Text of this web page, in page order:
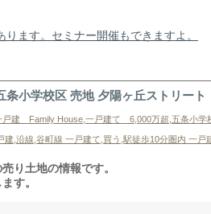
ます。セミナー開催もできますよ。
条小学校区 売地 夕陽ヶ丘ストリート
戸建 Family House 一戸建て 6,000万超 五条小学
建 沿線 谷町線 一戸建て 買う 駅徒歩10分圏内 一戸
り土地の情報です。
す。